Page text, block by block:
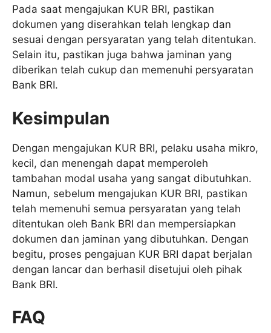
Pada saat mengajukan KUR BRI, pastikan
dokumen yang diserahkan telah lengkap dan
sesuai dengan persyaratan yang telah ditentukan.
Selain itu, pastikan juga bahwa jaminan yang
diberikan telah cukup dan memenuhi persyaratan
Bank BRI.
Kesimpulan
Dengan mengajukan KUR BRI, pelaku usaha mikro,
kecil, dan menengah dapat memperoleh
tambahan modal usaha yang sangat dibutuhkan.
Namun, sebelum mengajukan KUR BRI, pastikan
telah memenuhi semua persyaratan yang telah
ditentukan oleh Bank BRI dan mempersiapkan
dokumen dan jaminan yang dibutuhkan. Dengan
begitu, proses pengajuan KUR BRI dapat berjalan
dengan lancar dan berhasil disetujui oleh pihak
Bank BRI.
FAQ